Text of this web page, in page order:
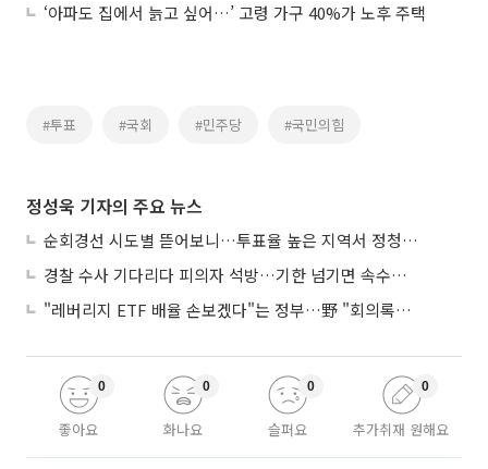
‘아파도 집에서 늙고 싶어…’ 고령 가구 40%가 노후 주택
#투표 #국회 #민주당 #국민의힘
정성욱 기자의 주요 뉴스
순회경선 시도별 뜯어보니…투표율 높은 지역서 정청래 강세
경찰 수사 기다리다 피의자 석방…기한 넘기면 속수무책
"레버리지 ETF 배율 손보겠다"는 정부…野 "회의록부터 내놔야"
좋아요
0
화나요
0
슬퍼요
0
추가취재 원해요
0